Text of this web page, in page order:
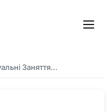
Заняття…